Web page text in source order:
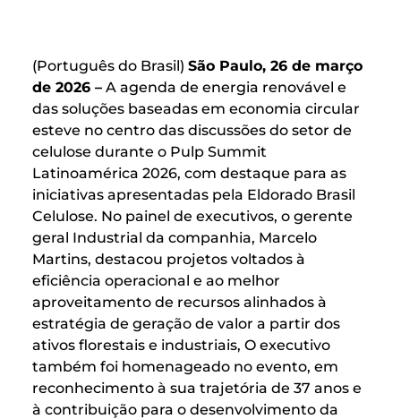
(Português do Brasil) São Paulo, 26 de março
de 2026 – A agenda de energia renovável e
das soluções baseadas em economia circular
esteve no centro das discussões do setor de
celulose durante o Pulp Summit
Latinoamérica 2026, com destaque para as
iniciativas apresentadas pela Eldorado Brasil
Celulose. No painel de executivos, o gerente
geral Industrial da companhia, Marcelo
Martins, destacou projetos voltados à
eficiência operacional e ao melhor
aproveitamento de recursos alinhados à
estratégia de geração de valor a partir dos
ativos florestais e industriais, O executivo
também foi homenageado no evento, em
reconhecimento à sua trajetória de 37 anos e
à contribuição para o desenvolvimento da